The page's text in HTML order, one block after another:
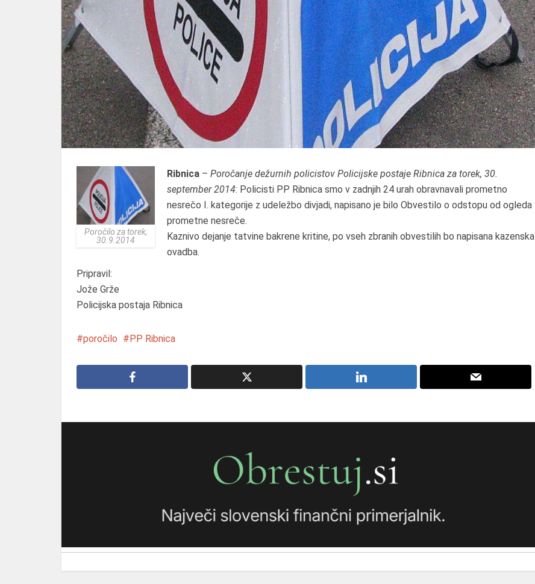
Poročilo za torek,
30.9.2014
Ribnica – Poročanje dežurnih policistov Policijske postaje Ribnica za torek, 30.
september 2014: Policisti PP Ribnica smo v zadnjih 24 urah obravnavali prometno
nesrečo I. kategorije z udeležbo divjadi, napisano je bilo Obvestilo o odstopu od ogleda
prometne nesreče.
Kaznivo dejanje tatvine bakrene kritine, po vseh zbranih obvestilih bo napisana kazenska
ovadba.
Pripravil:
Jože Grže
Policijska postaja Ribnica
poročilo PP Ribnica